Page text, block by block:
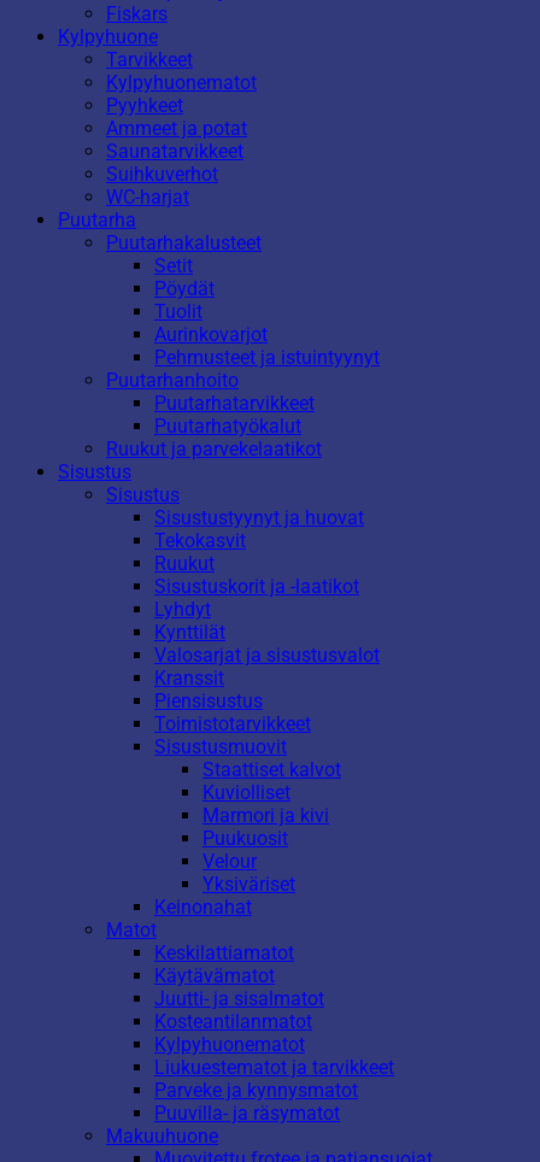
Fiskars
Kylpyhuone
Tarvikkeet
Kylpyhuonematot
Pyyhkeet
Ammeet ja potat
Saunatarvikkeet
Suihkuverhot
WC-harjat
Puutarha
Puutarhakalusteet
Setit
Pöydät
Tuolit
Aurinkovarjot
Pehmusteet ja istuintyynyt
Puutarhanhoito
Puutarhatarvikkeet
Puutarhatyökalut
Ruukut ja parvekelaatikot
Sisustus
Sisustus
Sisustustyynyt ja huovat
Tekokasvit
Ruukut
Sisustuskorit ja -laatikot
Lyhdyt
Kynttilät
Valosarjat ja sisustusvalot
Kranssit
Piensisustus
Toimistotarvikkeet
Sisustusmuovit
Staattiset kalvot
Kuviolliset
Marmori ja kivi
Puukuosit
Velour
Yksiväriset
Keinonahat
Matot
Keskilattiamatot
Käytävämatot
Juutti- ja sisalmatot
Kosteantilanmatot
Kylpyhuonematot
Liukuestematot ja tarvikkeet
Parveke ja kynnysmatot
Puuvilla- ja räsymatot
Makuuhuone